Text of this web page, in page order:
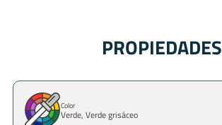
PROPIEDADES
Color
Verde, Verde grisáceo